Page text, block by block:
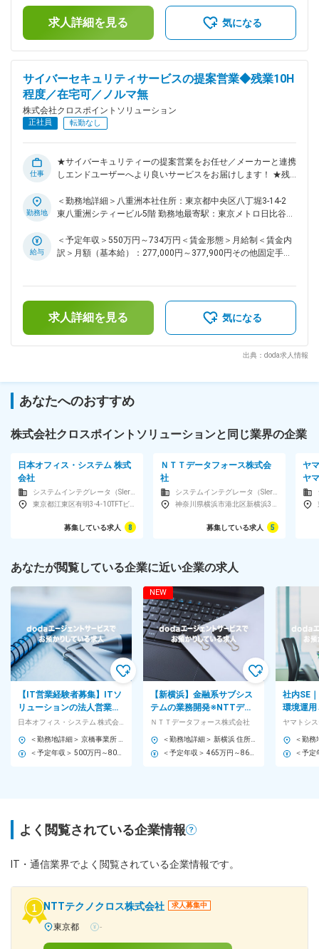
ティシステムの運用保守業務 ・運用業務に関する課題管理 ・
サービスの品質改善・運用自動化業務 ・シフトメンバーの業
務管理/エスカレーション対応 等 ■業務の魅力 自社内で腰を据
運用改善や自動化ツール導入など、効率化に関わる提案も可
能。社会的意義の高い業務で、顧客の安全を守る達成感があり
ます。 ■働く環境 30名規模の組織で、社員とパートナーが協
働。 リーダーは30～40代中心、メンバーは20代が多く、活気
あるチームです。 面倒見の良い風土で、社内SE出身者も活躍
中。 ■働き方 ・週1回の在宅勤務可（業務習熟後） ・完全週休
ダーや、要件定義・構築など上流工程への挑戦も可能。専門性
を活かし、セキュリティコンサルや企画職へのキャリアも描け
キュリティベンダーとの協業や教育事業を展開し、業界の人材
不足解消にも貢献。セキュリティ運用自動化サービスなど、先
業務
含む）＜昇給有無＞有＜残業手当＞有＜給与補足＞■賞与実
績：2回以上/年＋特別賞与 ※賞与は業績による■昇給：1回/年
（前年度実績 平均2%程度）（諸手当）■役職手当：5,100円
み）：一泊につき2,000円～2,500円賃金はあくまでも目安の
金額であり、選考を通じて上下する可能性があります。月給
(月額)は固定手当を含めた表記です。
求人詳細を見る 気になる
サイバーセキュリティサービスの提案営業◆残業10H
程度／在宅可／ノルマ無
株式会社クロスポイントソリューション
正社員 転勤なし
仕事
★サイバーキュリティーの提案営業をお任せ／メーカーと連携
しエンドユーザーへより良いサービスをお届けします！ ★残
攻撃の増加に伴いニーズ拡大中／18期連続の黒字 ■業務内容：
営業チームのリーダーとして、セキュリティベンダーとのサー
へのサービスの提案/営業 ・販売パートナー開拓 ・新規セキュ
リティサービスの企画/検討 ※個人ノルマなどはなく、部門の
です。 ■働きやすさ ・年休125日、有給休暇取得率は74％。有
休も取りやすい！ ・チームで業務を行い、フォローし合える
からこそ可能なワークライフバランス！ ■組織構成： 配属先
代の若手メンバーも多く、入社後は徐々に育成業務もお任せし
ズ拡大中／創業以来18期連続で黒字達成。 ◇大手セキュリテ
ィベンダーとの協業やサービス企画多数。 ◇IT業界のセキュリ
ティ人材不足解消を目指し、セキュリティエンジニア教育専門
勤務地
＜勤務地詳細＞八重洲本社住所：東京都中央区八丁堀3-14-2
東八重洲シティービル5階 勤務地最寄駅：東京メトロ日比谷線
会社の定める事業所（リモートワーク含む）
給与
＜予定年収＞550万円～734万円＜賃金形態＞月給制＜賃金内
訳＞月額（基本給）：277,000円～377,900円その他固定手当/
含む）＜昇給有無＞有＜残業手当＞有＜給与補足＞※経験やス
キルを考慮して決定します。【賞与】年2回＋特別賞与※賞与
は業績による。【昇給】年1回※前年度実績：平均2％程度【そ
出張手当：1泊につき2,000円～2,500円 ※月給には含まれてお
上下する可能性があります。月給(月額)は固定手当を含めた表
記です。
求人詳細を見る 気になる
出典：doda求人情報
あなたへのおすすめ
株式会社クロスポイントソリューションと同じ業界の企業
日本オフィス・システム 株式
会社
募集している求人 8
ＮＴＴデータフォース株式会
社
募集している求人 5
ヤ
ヤ
あなたが閲覧している企業に近い企業の求人
【IT営業経験者募集】ITソ
リューションの法人営業
◆IT全般のスペシャリスト
◆年休121日
NEW
【新横浜】金融系サブシス
テムの業務開発※NTTデー
タグループ／リモート可／
年休126日
ＮＴＴデータフォース株式会社
社内SE
環境運
マト運
みん認
よく閲覧されている企業情報
IT・通信業界でよく閲覧されている企業情報です。
NTTテクノクロス株式会社 求人募集中
東京都 -